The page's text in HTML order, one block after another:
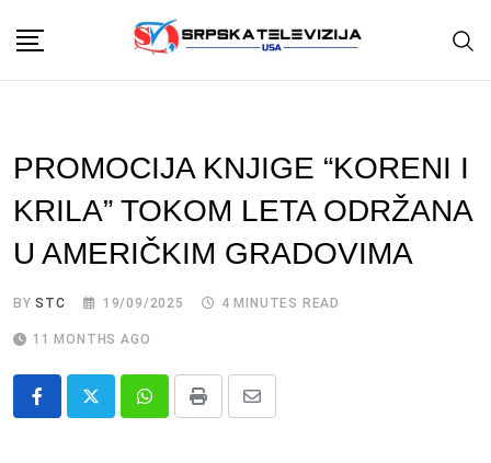
PROMOCIJA KNJIGE “KORENI I
KRILA” TOKOM LETA ODRŽANA
U AMERIČKIM GRADOVIMA
BYSTC 19/09/2025 4 MINUTES READ
11 MONTHS AGO
Whatsapp
Print
Share